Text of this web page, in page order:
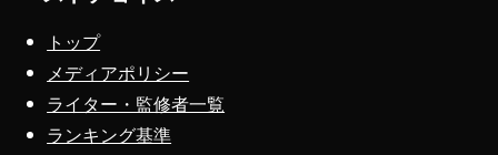
トップ
メディアポリシー
ライター・監修者一覧
ランキング基準